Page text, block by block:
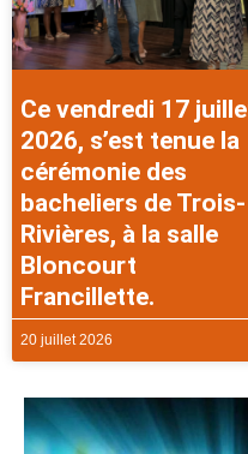
Ce vendredi 17
2026, s’est tenue la
cérémonie des
bacheliers de Trois-
Rivières, à la salle
Bloncourt
Francillette.
20 juillet 2026